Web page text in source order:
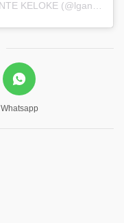
Whatsapp